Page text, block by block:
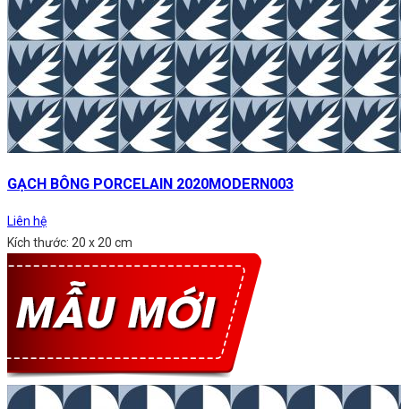
GẠCH BÔNG PORCELAIN 2020MODERN003
Liên hệ
Kích thước: 20 x 20 cm